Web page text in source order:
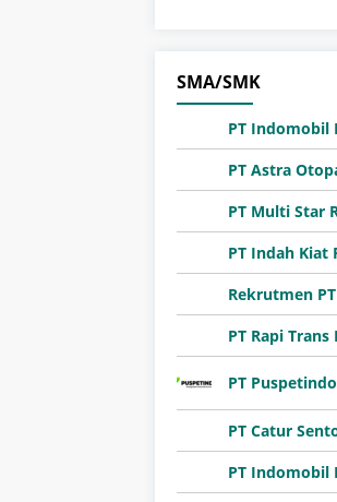
SMA/SMK
PT Puspetindo